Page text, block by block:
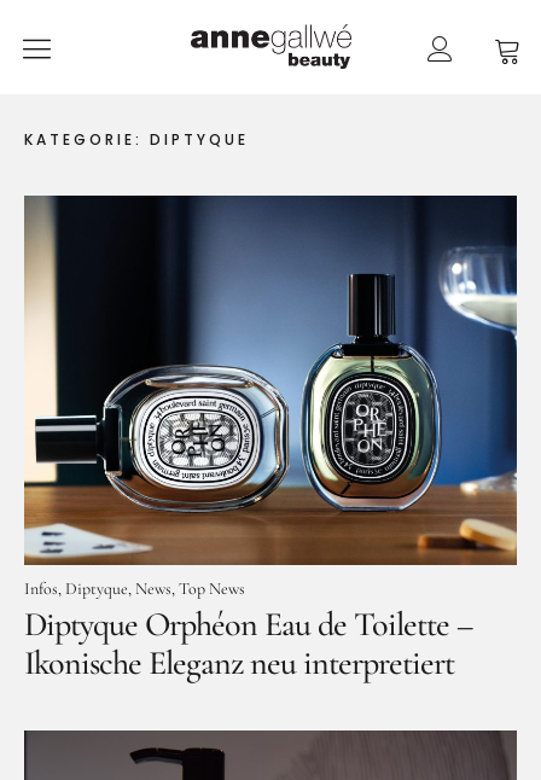
Home
Shop
weitere Marken im Ladenlokal
Marken
Kontakt
Instagram
KATEGORIE: DIPTYQUE
Infos Diptyque News Top News
Diptyque Orphéon Eau de Toilette –
Ikonische Eleganz neu interpretiert